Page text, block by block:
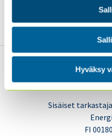
Hyväksy
Sisäiset
FI